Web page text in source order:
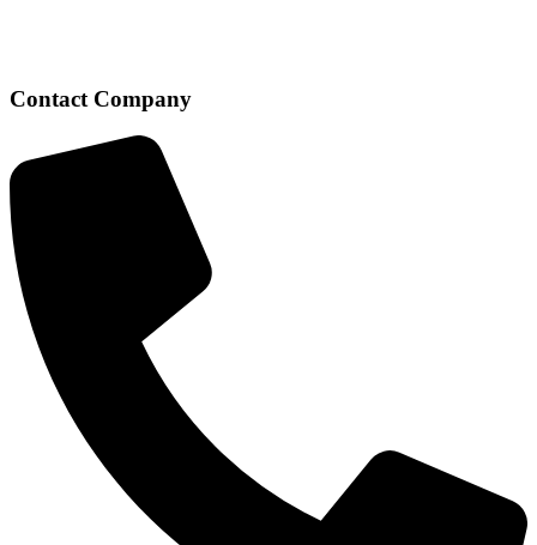
Contact Company